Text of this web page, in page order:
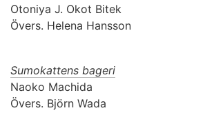
Otoniya J. Okot Bitek
Övers. Helena Hansson
Sumokattens bageri
Naoko Machida
Övers. Björn Wada